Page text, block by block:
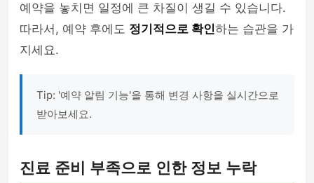
예약을 놓치면 일정에 큰 차질이 생길 수 있습니다.
따라서, 예약 후에도 정기적으로 확인하는 습관을 가
지세요.
Tip: '예약 알림 기능'을 통해 변경 사항을 실시간으로
받아보세요.
진료 준비 부족으로 인한 정보 누락